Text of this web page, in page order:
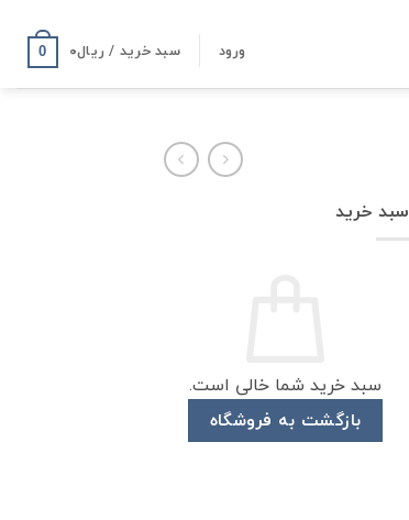
ورود سبد خرید / ریال۰ 0
سبد خرید
سبد خرید شما خالی است.
بازگشت به فروشگاه